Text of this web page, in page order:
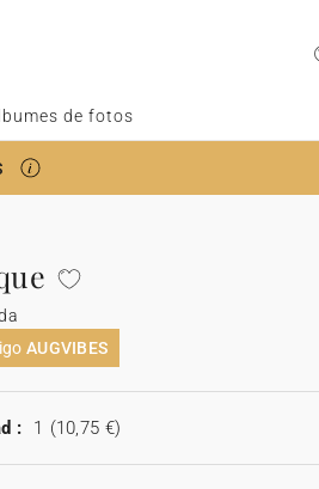
de fotos
AUGVIBES
: 1 (10,75 €)